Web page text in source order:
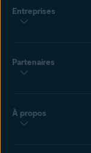
Entreprises
Partenaires
À propos